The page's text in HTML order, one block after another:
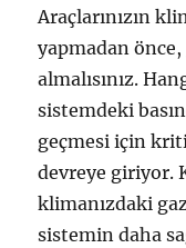
Araçlarınızın
yapmadan
almalısınız.
sistemdeki
geçmesi için
devreye giriyor.
klimanızdaki
sistemin daha